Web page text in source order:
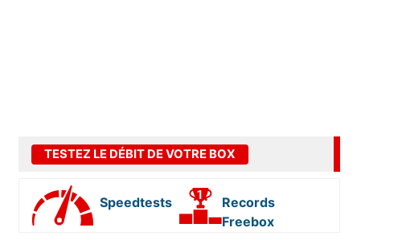
TESTEZ LE DÉBIT DE VOTRE BOX
Speedtests
Records
Freebox